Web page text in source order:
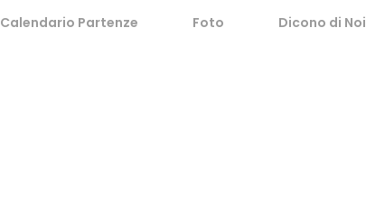
Calendario Partenze Foto Dicono di Noi